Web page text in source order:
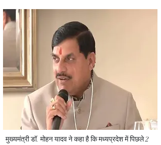
मुख्यमंत्री डॉ. मोहन यादव ने कहा है कि मध्यप्रदेश में पिछले 2